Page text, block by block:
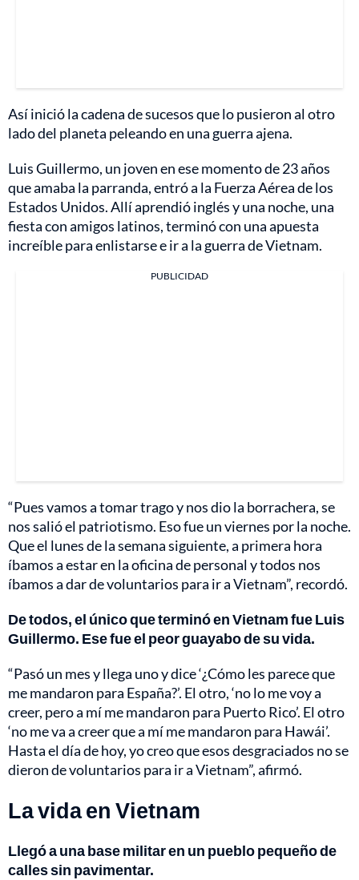
Así inició la cadena de sucesos que lo pusieron al otro
lado del planeta peleando en una guerra ajena.
Luis Guillermo, un joven en ese momento de 23 años
que amaba la parranda, entró a la Fuerza Aérea de los
Estados Unidos. Allí aprendió inglés y una noche, una
fiesta con amigos latinos, terminó con una apuesta
increíble para enlistarse e ir a la guerra de Vietnam.
PUBLICIDAD
“Pues vamos a tomar trago y nos dio la borrachera, se
nos salió el patriotismo. Eso fue un viernes por la noche.
Que el lunes de la semana siguiente, a primera hora
íbamos a estar en la oficina de personal y todos nos
íbamos a dar de voluntarios para ir a Vietnam”, recordó.
De todos, el único que terminó en Vietnam fue Luis
Guillermo. Ese fue el peor guayabo de su vida.
“Pasó un mes y llega uno y dice ‘¿Cómo les parece que
me mandaron para España?’. El otro, ‘no lo me voy a
creer, pero a mí me mandaron para Puerto Rico’. El otro
‘no me va a creer que a mí me mandaron para Hawái’.
Hasta el día de hoy, yo creo que esos desgraciados no se
dieron de voluntarios para ir a Vietnam”, afirmó.
La vida en Vietnam
Llegó a una base militar en un pueblo pequeño de
calles sin pavimentar.